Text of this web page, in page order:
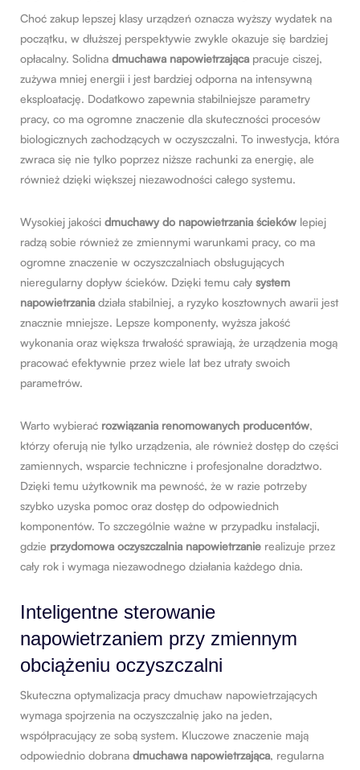
Choć zakup lepszej klasy urządzeń oznacza wyższy wydatek na
początku, w dłuższej perspektywie zwykle okazuje się bardziej
opłacalny. Solidna dmuchawa napowietrzająca pracuje ciszej,
zużywa mniej energii i jest bardziej odporna na intensywną
eksploatację. Dodatkowo zapewnia stabilniejsze parametry
pracy, co ma ogromne znaczenie dla skuteczności procesów
biologicznych zachodzących w oczyszczalni. To inwestycja, która
zwraca się nie tylko poprzez niższe rachunki za energię, ale
również dzięki większej niezawodności całego systemu.
Wysokiej jakości dmuchawy do napowietrzania ścieków lepiej
radzą sobie również ze zmiennymi warunkami pracy, co ma
ogromne znaczenie w oczyszczalniach obsługujących
nieregularny dopływ ścieków. Dzięki temu cały system
napowietrzania działa stabilniej, a ryzyko kosztownych awarii jest
znacznie mniejsze. Lepsze komponenty, wyższa jakość
wykonania oraz większa trwałość sprawiają, że urządzenia mogą
pracować efektywnie przez wiele lat bez utraty swoich
parametrów.
Warto wybierać rozwiązania renomowanych producentów,
którzy oferują nie tylko urządzenia, ale również dostęp do części
zamiennych, wsparcie techniczne i profesjonalne doradztwo.
Dzięki temu użytkownik ma pewność, że w razie potrzeby
szybko uzyska pomoc oraz dostęp do odpowiednich
komponentów. To szczególnie ważne w przypadku instalacji,
gdzie przydomowa oczyszczalnia napowietrzanie realizuje przez
cały rok i wymaga niezawodnego działania każdego dnia.
Inteligentne sterowanie
napowietrzaniem przy zmiennym
obciążeniu oczyszczalni
Skuteczna optymalizacja pracy dmuchaw napowietrzających
wymaga spojrzenia na oczyszczalnię jako na jeden,
współpracujący ze sobą system. Kluczowe znaczenie mają
odpowiednio dobrana dmuchawa napowietrzająca, regularna